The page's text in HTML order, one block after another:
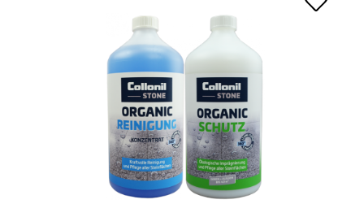
Set aus Reinigung und Schutz
für alle Natur- und
Kunststeinarten
das Set besteht aus 1 x Organic Reinigung (1000
ml) und 1 x Organic Schutz (1000 ml)